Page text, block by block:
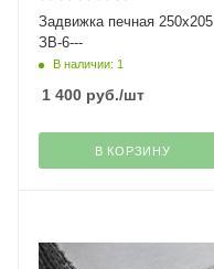
Задвижка печная 250х205
ЗВ-6---
В наличии: 1
1 400 руб./шт
В КОРЗИНУ